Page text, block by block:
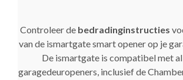
Controleer de bedradinginstructies
van de ismartgate smart opener op je
De ismartgate is compatibel met
garagedeuropeners, inclusief de